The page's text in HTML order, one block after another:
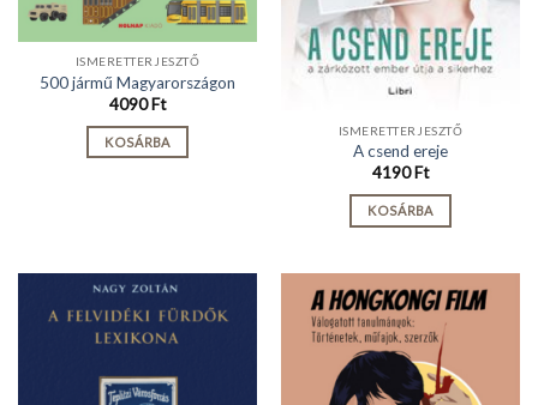
ISMERETTERJESZTŐ
500 jármű Magyarországon
4090Ft
KOSÁRBA
ISMERETTERJESZTŐ
A csend ereje
4190Ft
KOSÁRBA